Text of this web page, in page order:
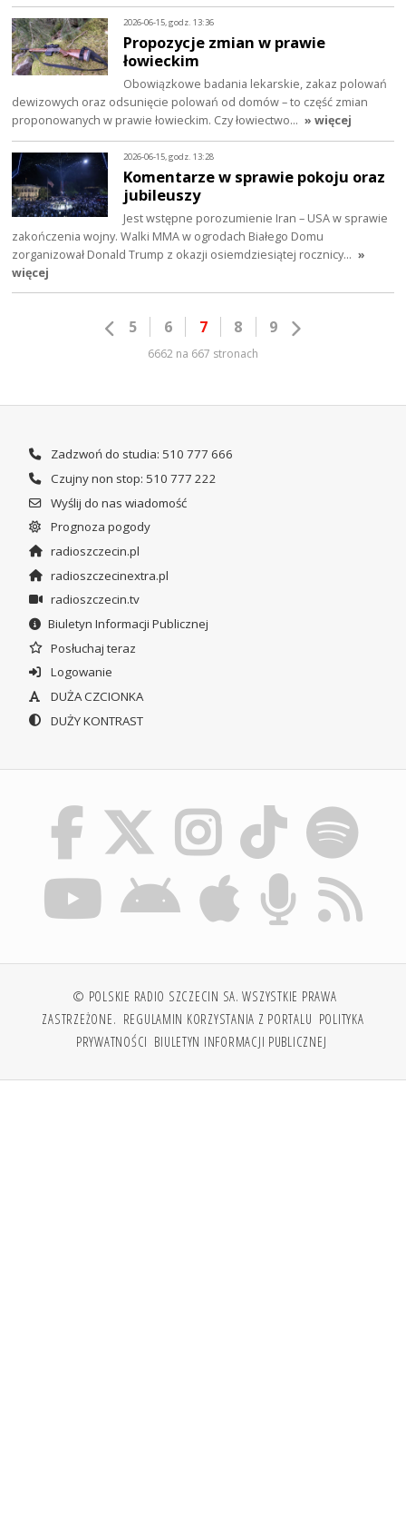
2026-06-15, godz. 13:36
Propozycje zmian w prawie
łowieckim
Obowiązkowe badania lekarskie, zakaz polowań
dewizowych oraz odsunięcie polowań od domów – to część zmian
proponowanych w prawie łowieckim. Czy łowiectwo… » więcej
2026-06-15, godz. 13:28
Komentarze w sprawie pokoju oraz
jubileuszy
Jest wstępne porozumienie Iran – USA w sprawie
zakończenia wojny. Walki MMA w ogrodach Białego Domu
zorganizował Donald Trump z okazji osiemdziesiątej rocznicy… »
więcej
5 6 7 8 9
6662 na 667 stronach
Zadzwoń do studia: 510 777 666
Czujny non stop: 510 777 222
Wyślij do nas wiadomość
Prognoza pogody
radioszczecin.pl
radioszczecinextra.pl
radioszczecin.tv
Biuletyn Informacji Publicznej
Posłuchaj teraz
Logowanie
DUŻA CZCIONKA
DUŻY KONTRAST
© POLSKIE RADIO SZCZECIN SA. WSZYSTKIE PRAWA
ZASTRZEŻONE. REGULAMIN KORZYSTANIA Z PORTALU POLITYKA
PRYWATNOŚCI BIULETYN INFORMACJI PUBLICZNEJ